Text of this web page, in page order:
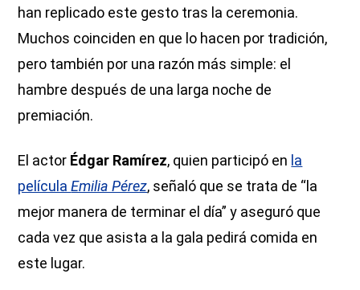
han replicado este gesto tras la ceremonia.
Muchos coinciden en que lo hacen por tradición,
pero también por una razón más simple: el
hambre después de una larga noche de
premiación.
El actor Édgar Ramírez, quien participó en la
películaEmilia Pérez, señaló que se trata de “la
mejor manera de terminar el día” y aseguró que
cada vez que asista a la gala pedirá comida en
este lugar.